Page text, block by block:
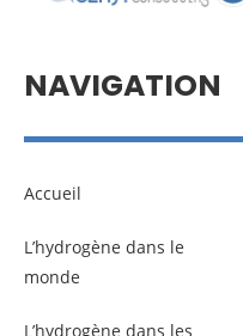
NAVIGATION
Accueil
L’hydrogène dans le
monde
L’hydrogène dans les